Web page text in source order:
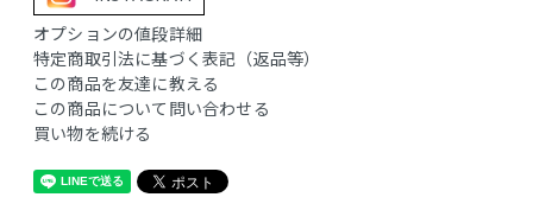
オプションの値段詳細
特定商取引法に基づく表記（返品等）
この商品を友達に教える
この商品について問い合わせる
買い物を続ける